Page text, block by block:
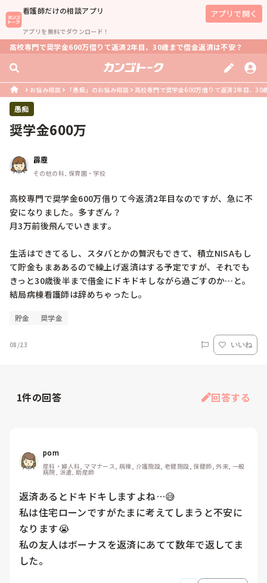
看護師だけの相談アプリ
アプリを無料でダウンロード！
アプリで開く
高校専門で奨学金600万借りて返済2年目、30歳まで借金返済は不安？
お悩み相談 「愚痴」のお悩み相談 高校専門で奨学金600万借りて返済2年目、30
愚痴
奨学金600万
霹靂
その他の科, 保育園・学校
高校専門で奨学金600万借りて今返済2年目なのですが、急に不
安になりました。多すぎん？
月3万前後飛んでいきます。
生活はできてるし、スタバとかの贅沢もできて、積立NISAもし
て貯金もまああるので繰上げ返済はする予定ですが、それでも
きっと30歳後半まで借金にドキドキしながら過ごすのか…と。
結局病棟看護師は辞めちゃったし。
貯金 奨学金
08/23 いいね
1件の回答 回答する
pom
産科・婦人科, ママナース, 病棟, 介護施設, 老健施設, 保健師, 外来, 一般
病院, 派遣, 助産師
返済あるとドキドキしますよね…😅
私は住宅ローンですがたまに考えてしまうと不安に
なります😭
私の友人はボーナスを返済にあてて数年で返してま
した。